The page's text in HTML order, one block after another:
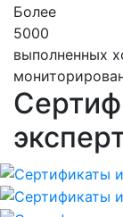
Более
5000
выполненных